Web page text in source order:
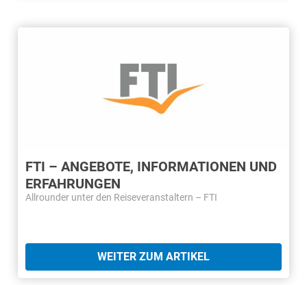
FTI – ANGEBOTE, INFORMATIONEN UND
ERFAHRUNGEN
Allrounder unter den Reiseveranstaltern – FTI
WEITER ZUM ARTIKEL